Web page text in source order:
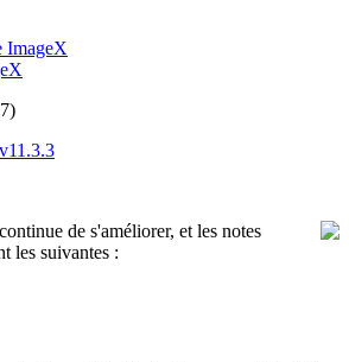
ImageX
de s'améliorer, et les notes
les suivantes :